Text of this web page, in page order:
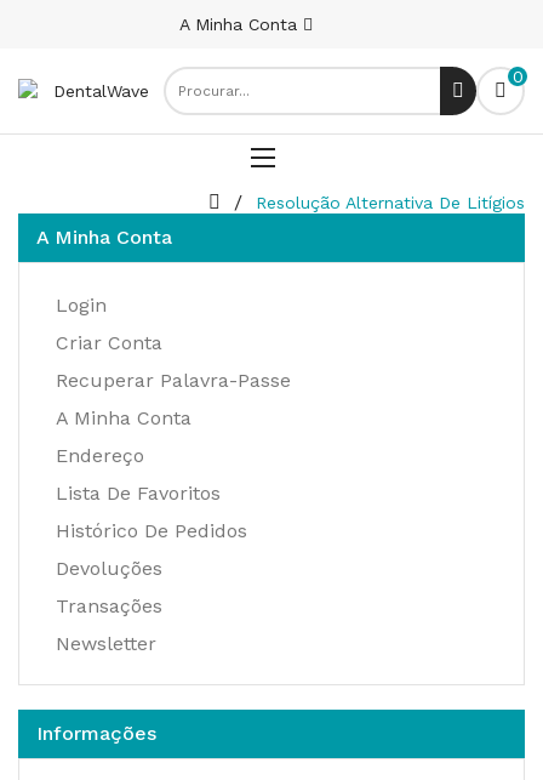
A Minha Conta
0
Resolução Alternativa De Litígios
A Minha Conta
Login
Criar Conta
Recuperar Palavra-Passe
A Minha Conta
Endereço
Lista De Favoritos
Histórico De Pedidos
Devoluções
Transações
Newsletter
Informações